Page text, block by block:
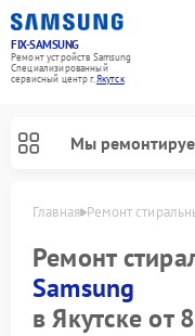
FIX-SAMSUNG
Ремонт устройств Samsung
Специализированный
cервисный центр г.Якутск
Мы
Главная Ремонт
Ремонт
Samsung
в Якутске от